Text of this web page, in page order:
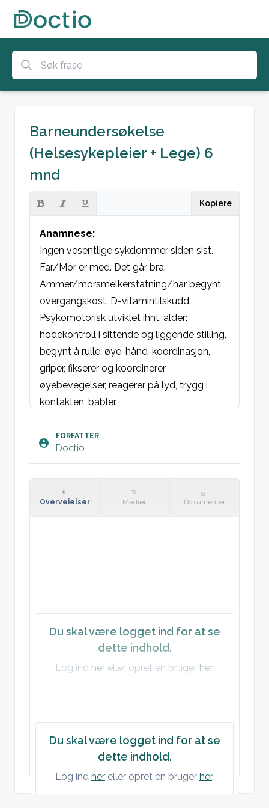
Barneundersøkelse
(Helsesykepleier + Lege) 6
mnd
Kopiere
Ingen vesentlige sykdommer siden sist.
Far/Mor er med. Det går bra.
Ammer/morsmelkerstatning/har begynt
overgangskost. D-vitamintilskudd.
Psykomotorisk utviklet ihht. alder:
hodekontroll i sittende og liggende stilling,
begynt å rulle, øye-hånd-koordinasjon,
griper, fikserer og koordinerer
øyebevegelser, reagerer på lyd, trygg i
kontakten, babler.
Objektivt:
Normal tonus og spontanbevegelser. God
Abdomen u.a.
og Pneumokokk ve. Vanlig informasjon om
bivirkninger gitt. Informasjon om 1 års
vaksine og barneundersøkelse gitt
Du skal være logget ind for at se
dette indhold.
Log ind her eller opret en bruger her.
FORFATTER
Doctio
Overveielser Medier Dokumenter
Du skal være logget ind for at se
dette indhold.
Log ind her eller opret en bruger her.